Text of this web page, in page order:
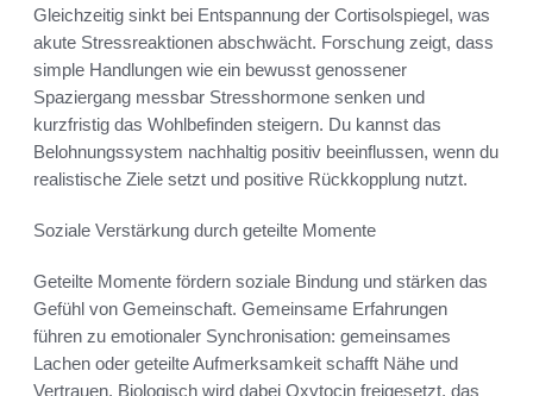
Gleichzeitig sinkt bei Entspannung der Cortisolspiegel, was
akute Stressreaktionen abschwächt. Forschung zeigt, dass
simple Handlungen wie ein bewusst genossener
Spaziergang messbar Stresshormone senken und
kurzfristig das Wohlbefinden steigern. Du kannst das
Belohnungssystem nachhaltig positiv beeinflussen, wenn du
realistische Ziele setzt und positive Rückkopplung nutzt.
Soziale Verstärkung durch geteilte Momente
Geteilte Momente fördern soziale Bindung und stärken das
Gefühl von Gemeinschaft. Gemeinsame Erfahrungen
führen zu emotionaler Synchronisation: gemeinsames
Lachen oder geteilte Aufmerksamkeit schafft Nähe und
Vertrauen. Biologisch wird dabei Oxytocin freigesetzt, das